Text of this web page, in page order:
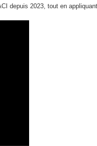
depuis 2023, tout en